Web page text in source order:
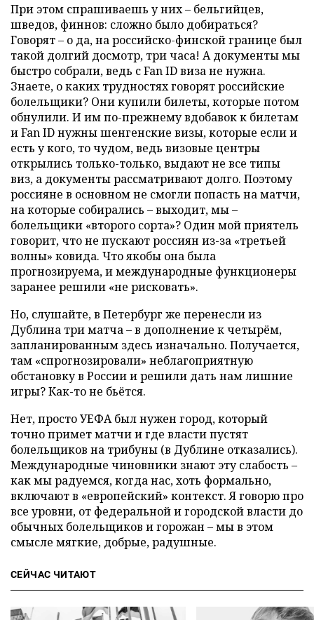
При этом спрашиваешь у них – бельгийцев,
шведов, финнов: сложно было добираться?
Говорят – о да, на российско-финской границе был
такой долгий досмотр, три часа! А документы мы
быстро собрали, ведь с Fan ID виза не нужна.
Знаете, о каких трудностях говорят российские
болельщики? Они купили билеты, которые потом
обнулили. И им по-прежнему вдобавок к билетам
и Fan ID нужны шенгенские визы, которые если и
есть у кого, то чудом, ведь визовые центры
открылись только-только, выдают не все типы
виз, а документы рассматривают долго. Поэтому
россияне в основном не смогли попасть на матчи,
на которые собирались – выходит, мы –
болельщики «второго сорта»? Один мой приятель
говорит, что не пускают россиян из-за «третьей
волны» ковида. Что якобы она была
прогнозируема, и международные функционеры
заранее решили «не рисковать».
Но, слушайте, в Петербург же перенесли из
Дублина три матча – в дополнение к четырём,
запланированным здесь изначально. Получается,
там «спрогнозировали» неблагоприятную
обстановку в России и решили дать нам лишние
игры? Как-то не бьётся.
Нет, просто УЕФА был нужен город, который
точно примет матчи и где власти пустят
болельщиков на трибуны (в Дублине отказались).
Международные чиновники знают эту слабость –
как мы радуемся, когда нас, хоть формально,
включают в «европейский» контекст. Я говорю про
все уровни, от федеральной и городской власти до
обычных болельщиков и горожан – мы в этом
смысле мягкие, добрые, радушные.
СЕЙЧАС ЧИТАЮТ